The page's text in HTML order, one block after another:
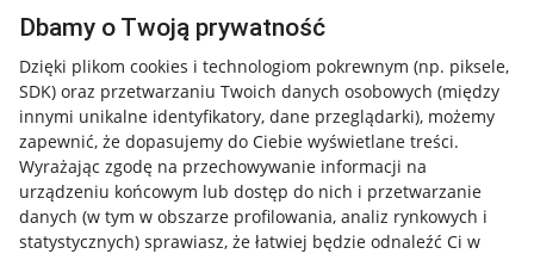
Dbamy o Twoją prywatność
Dzięki plikom cookies i technologiom pokrewnym (np. piksele,
SDK) oraz przetwarzaniu Twoich danych osobowych (między
innymi unikalne identyfikatory, dane przeglądarki), możemy
zapewnić, że dopasujemy do Ciebie wyświetlane treści.
Wyrażając zgodę na przechowywanie informacji na
urządzeniu końcowym lub dostęp do nich i przetwarzanie
danych (w tym w obszarze profilowania, analiz rynkowych i
statystycznych) sprawiasz, że łatwiej będzie odnaleźć Ci w